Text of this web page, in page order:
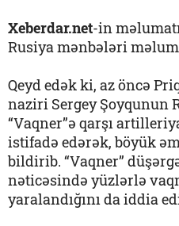
Xeberdar.net-in
Rusiya mənbələri
Qeyd edək ki, az öncə
naziri Sergey Şoyqunun
“Vaqner”ə qarşı
istifadə edərək, böyük
bildirib. “Vaqner”
nəticəsində yüzlərlə
yaralandığını da iddia